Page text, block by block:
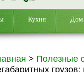
Кухня Дом
> Полезные
грузов: